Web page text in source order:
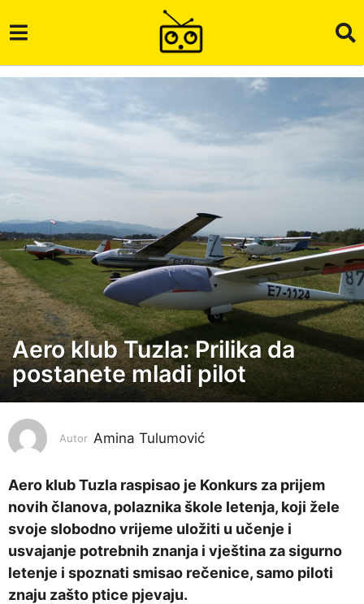
4
g
o
n
e
p
r
i
j
e
Aero klub Tuzla: Prilika da
postanete mladi pilot
Autor Amina Tulumović
Aero klub Tuzla raspisao je Konkurs za prijem
novih članova, polaznika škole letenja, koji žele
svoje slobodno vrijeme uložiti u učenje i
usvajanje potrebnih znanja i vještina za sigurno
letenje i spoznati smisao rečenice, samo piloti
znaju zašto ptice pjevaju.